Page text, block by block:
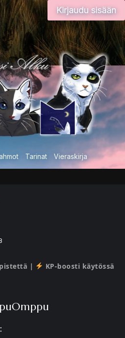
Kirjaudu sisään
Tarinat Vieraskirja
|
KP-boosti käytössä